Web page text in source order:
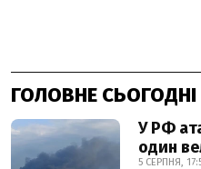
ГОЛОВНЕ СЬОГОДНІ
У РФ
один
5 СЕРПНЯ,